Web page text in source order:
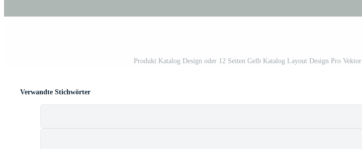
Produkt Katalog Design oder 12 Seiten Gelb Katalog Layout Design Pro Vektor
Verwandte Stichwörter